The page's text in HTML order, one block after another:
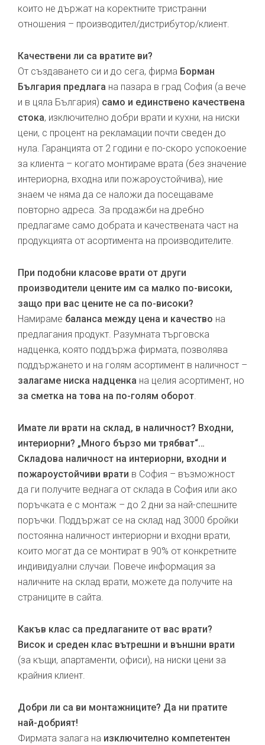
които не държат на коректните тристранни
отношения – производител/дистрибутор/клиент.
Качествени ли са вратите ви?
От създаването си и до сега, фирма Борман
България предлага на пазара в град София (а вече
и в цяла България) само и единствено качествена
стока, изключително добри врати и кухни, на ниски
цени, с процент на рекламации почти сведен до
нула. Гаранцията от 2 години е по-скоро успокоение
за клиента – когато монтираме врата (без значение
интериорна, входна или пожароустойчива), ние
знаем че няма да се наложи да посещаваме
повторно адреса. За продажби на дребно
предлагаме само добрата и качествената част на
продукцията от асортимента на производителите.
При подобни класове врати от други
производители цените им са малко по-високи,
защо при вас цените не са по-високи?
Намираме баланса между цена и качество на
предлагания продукт. Разумната търговска
надценка, която поддържа фирмата, позволява
поддържането и на голям асортимент в наличност –
залагаме ниска надценка на целия асортимент, но
за сметка на това на по-голям оборот.
Имате ли врати на склад, в наличност? Входни,
интериорни? „Много бързо ми трябват“…
Складова наличност на интериорни, входни и
пожароустойчиви врати в София – възможност
да ги получите веднага от склада в София или ако
поръчката е с монтаж – до 2 дни за най-спешните
поръчки. Поддържат се на склад над 3000 бройки
постоянна наличност интериорни и входни врати,
които могат да се монтират в 90% от конкретните
индивидуални случаи. Повече информация за
наличните на склад врати, можете да получите на
страниците в сайта.
Какъв клас са предлаганите от вас врати?
Висок и среден клас вътрешни и външни врати
(за къщи, апартаменти, офиси), на ниски цени за
крайния клиент.
Добри ли са ви монтажниците? Да ни пратите
най-добрият!
Фирмата залага на изключително компетентен